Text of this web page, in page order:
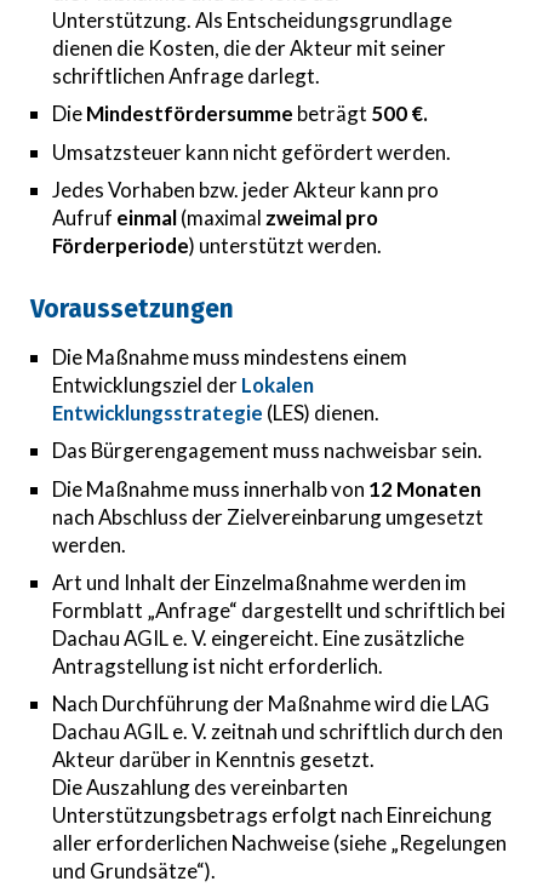
Unterstützung. Als Entscheidungsgrundlage
dienen die Kosten, die der Akteur mit seiner
schriftlichen Anfrage darlegt.
DieMindestfördersumme beträgt 500 €.
Umsatzsteuer kann nicht gefördert werden.
Jedes Vorhaben bzw. jeder Akteur kann pro
Aufruf einmal(maximal zweimal pro
Förderperiode) unterstützt werden.
Voraussetzungen
Die Maßnahme muss mindestens einem
Entwicklungsziel derLokalen
Entwicklungsstrategie (LES) dienen.
Das Bürgerengagement muss nachweisbar sein.
Die Maßnahme muss innerhalb von 12 Monaten
nach Abschluss der Zielvereinbarung umgesetzt
werden.
Art und Inhalt der Einzelmaßnahme werden im
Formblatt „Anfrage“ dargestellt und schriftlich bei
Dachau AGIL e. V. eingereicht. Eine zusätzliche
Antragstellung ist nicht erforderlich.
Nach Durchführung der Maßnahme wird die LAG
Dachau AGIL e. V. zeitnah und schriftlich durch den
Akteur darüber in Kenntnis gesetzt.
Die Auszahlung des vereinbarten
Unterstützungsbetrags erfolgt nach Einreichung
aller erforderlichen Nachweise (siehe „Regelungen
und Grundsätze“).